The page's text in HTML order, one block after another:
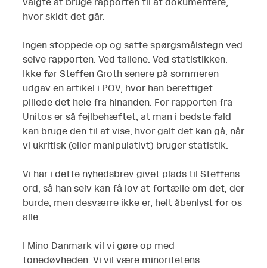
hvor skidt det går.
Ingen stoppede op og satte spørgsmålstegn ved
selve rapporten. Ved tallene. Ved statistikken.
Ikke før Steffen Groth senere på sommeren
udgav en artikel i POV, hvor han berettiget
pillede det hele fra hinanden. For rapporten fra
Unitos er så fejlbehæftet, at man i bedste fald
kan bruge den til at vise, hvor galt det kan gå, når
vi ukritisk (eller manipulativt) bruger statistik.
Vi har i dette nyhedsbrev givet plads til Steffens
ord, så han selv kan få lov at fortælle om det, der
burde, men desværre ikke er, helt åbenlyst for os
alle.
I Mino Danmark vil vi gøre op med
tonedøvheden. Vi vil være minoritetens